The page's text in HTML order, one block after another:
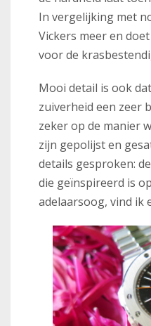
In vergelijking met
Vickers meer en
voor de
Mooi detail is ook
zuiverheid een zeer
zeker op de manier
zijn gepolijst en
details gesproken:
die geïnspireerd is
adelaarsoog, vind ik